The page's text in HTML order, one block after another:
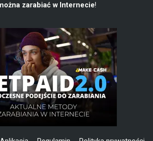
zarabiać w Internecie!